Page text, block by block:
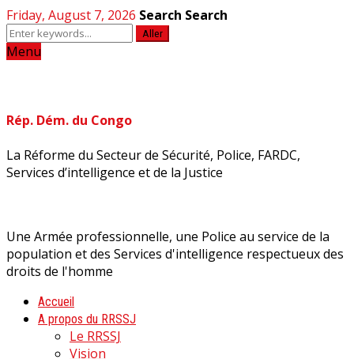
Friday, August 7, 2026 Search Search
Aller
Menu
Rép. Dém. du Congo
La Réforme du Secteur de Sécurité, Police, FARDC,
Services d’intelligence et de la Justice
Une Armée professionnelle, une Police au service de la
population et des Services d'intelligence respectueux des
droits de l'homme
Accueil
A propos du RRSSJ
Le RRSSJ
Vision